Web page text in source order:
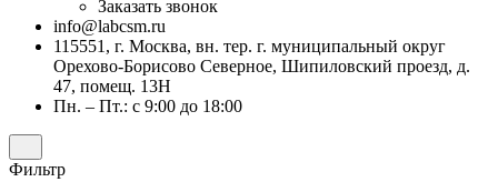
Заказать звонок
info@labcsm.ru
115551, г. Москва, вн. тер. г. муниципальный округ
Орехово-Борисово Северное, Шипиловский проезд, д.
47, помещ. 13Н
Пн. – Пт.: с 9:00 до 18:00
Фильтр